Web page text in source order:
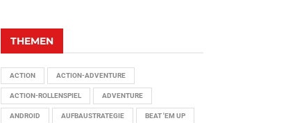
THEMEN
ACTION ACTION-ADVENTURE
ACTION-ROLLENSPIEL ADVENTURE
ANDROID AUFBAUSTRATEGIE BEAT 'EM UP